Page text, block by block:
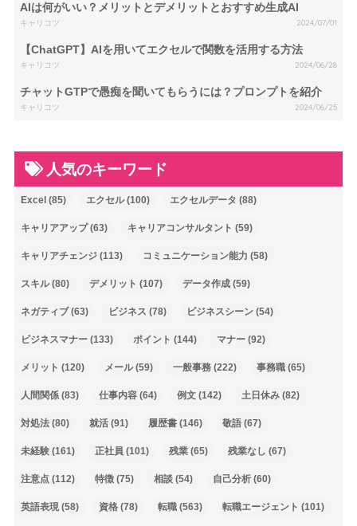
AIは何がいい？メリットとデメリットとおすすめ生成AI
キャリコツ 2024/07/01
【ChatGPT】AIを用いてエクセルで関数を活用する方法
キャリコツ 2024/06/28
チャットGTPで愚痴を聞いてもらうには？プロンプトを紹介
キャリコツ 2024/06/25
人気のキーワード
Excel (85) エクセル(100) エクセルデータ (88)
キャリアアップ(63) キャリアコンサルタント (59)
キャリアチェンジ(113) コミュニケーション能力 (58)
スキル(80) デメリット (107) データ作成(59)
ネガティブ(63) ビジネス (78) ビジネスシーン(54)
ビジネスマナー(133) ポイント (144) マナー(92)
メリット (120) メール(59) 一般事務(222) 事務職(65)
人間関係(83) 仕事内容(64) 例文(142) 土日休み(82)
対処法(80) 就活(91) 履歴書(146) 敬語(67)
未経験(161) 正社員 (101) 残業(65) 残業なし (67)
注意点(112) 特徴(75) 相談(54) 自己分析(60)
英語表現(58) 資格(78) 転職(563) 転職エージェント (101)